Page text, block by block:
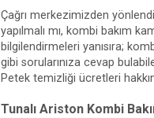
Çağrı merkezimizden
yapılmalı mı, kombi bakım
bilgilendirmeleri yanısıra;
gibi sorularınıza cevap
Petek temizliği ücretleri
Tunalı Ariston Kombi